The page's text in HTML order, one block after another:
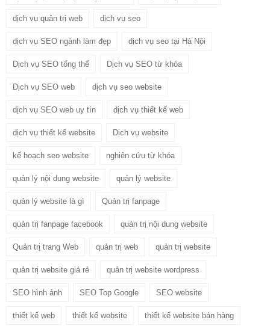
dịch vụ quản trị web dịch vụ seo
dịch vụ SEO ngành làm đẹp dịch vụ seo tại Hà Nội
Dịch vụ SEO tổng thể Dịch vụ SEO từ khóa
Dịch vụ SEO web dịch vụ seo website
dịch vụ SEO web uy tín dịch vụ thiết kế web
dịch vụ thiết kế website Dịch vụ website
kế hoạch seo website nghiên cứu từ khóa
quản lý nội dung website quản lý website
quản lý website là gì Quản trị fanpage
quản trị fanpage facebook quản trị nội dung website
Quản trị trang Web quản trị web quản trị website
quản trị website giá rẻ quản trị website wordpress
SEO hình ảnh SEO Top Google SEO website
thiết kế web thiết kế website thiết kế website bán hàng